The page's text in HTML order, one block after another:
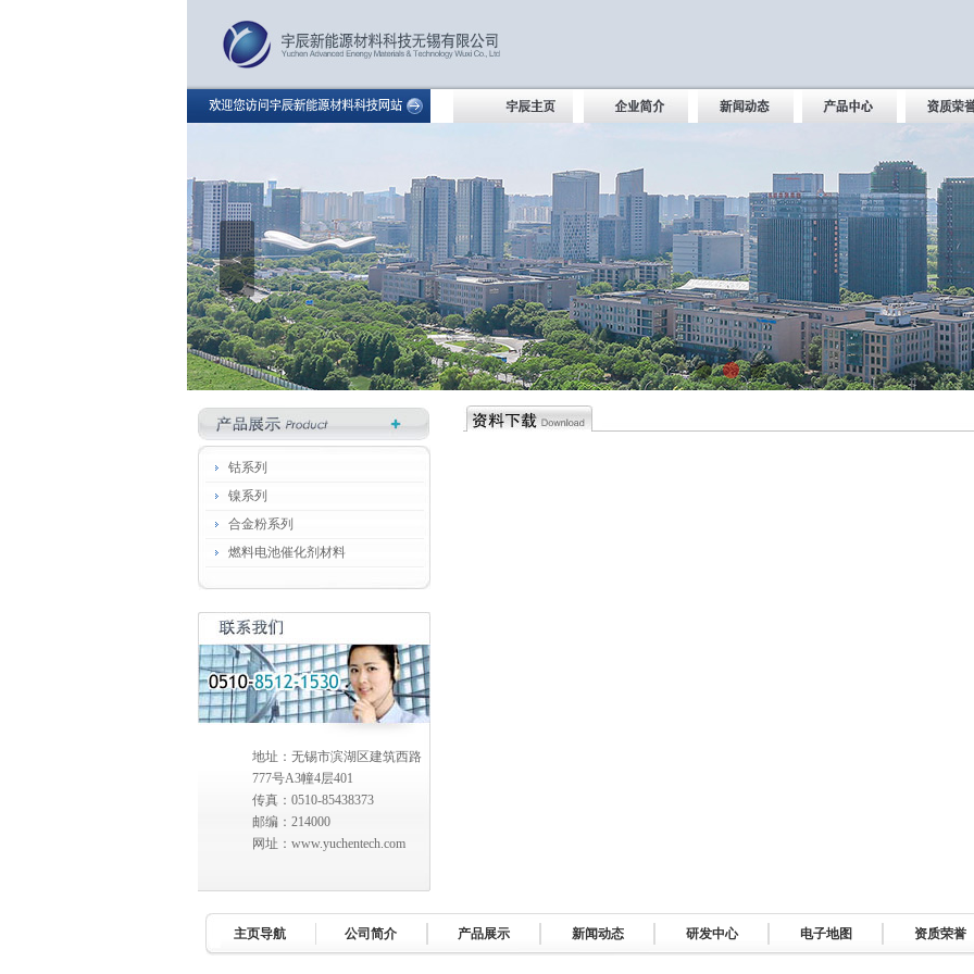
<
钴系列
镍系列
合金粉系列
燃料电池催化剂材料
地址：无锡市滨湖区建筑西路
777号A3幢4层401
传真：0510-85438373
邮编：214000
网址：www.yuchentech.com
主页导航 公司简介 产品展示 新闻动态 研发中心 电子地图 资质荣誉